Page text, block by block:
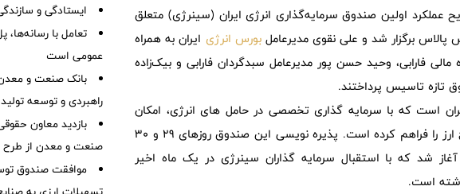
اولین صندوق سرمایه‌گذاری انرژی ایران (سینرژی) متعلق
بورس انرژی ایران به همراه
مالی فارابی، وحید حسن پور مدیرعامل سبدگردان فارابی و بیک‌زاده
تازه تاسیس پرداختند.
است که با سرمایه گذاری تخصصی در حامل های انرژی، امکان
کسب سود از نوسانات قیمت نفت، گاز، برق و نرخ ارز را فراهم کرده است. پذیره نویسی این صندوق روزهای 29 و 30
و معاملات ثانویه آن از 10 آذرماه آغاز شد که با استقبال سرمایه گذاران سینرژی در یک ماه اخیر
است.
ایستادگی و
تعامل با
عمومی است
بانک صنعت و
راهبردی و توسعه
بازدید معاون
صنعت و معدن از طرح
موافقت صندوق